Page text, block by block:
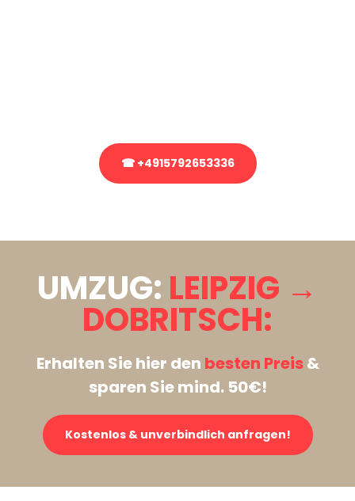
☎ +4915792653336
UMZUG: LEIPZIG →
DOBRITSCH:
Erhalten Sie hier den besten Preis&
sparen Sie mind. 50€!
Kostenlos & unverbindlich anfragen!